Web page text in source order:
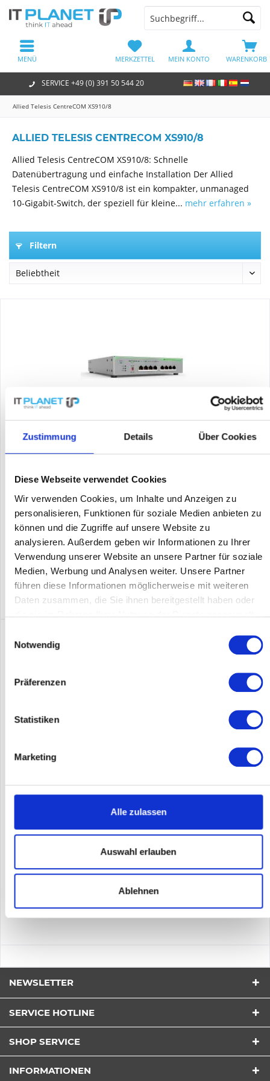
Zustimmung Details Über Cookies
Diese Webseite verwendet Cookies
Wir verwenden Cookies, um Inhalte und Anzeigen zu
personalisieren, Funktionen für soziale Medien anbieten zu
können und die Zugriffe auf unsere Website zu
analysieren. Außerdem geben wir Informationen zu Ihrer
Verwendung unserer Website an unsere Partner für soziale
Medien, Werbung und Analysen weiter. Unsere Partner
führen diese Informationen möglicherweise mit weiteren
Daten zusammen, die Sie ihnen bereitgestellt haben oder
Notwendig
Präferenzen
Statistiken
Marketing
Alle zulassen
Auswahl erlauben
Ablehnen
SERVICE +49 (0) 391 50 544 20
WARENKORB
MERKZETTEL MEIN KONTO
MENÜ
Allied Telesis CentreCOM XS910/8
ALLIED TELESIS CENTRECOM XS910/8
Allied Telesis CentreCOM XS910/8: Schnelle
Datenübertragung und einfache Installation Der Allied
Telesis CentreCOM XS910/8 ist ein kompakter, unmanaged
10-Gigabit-Switch, der speziell für kleine... mehr erfahren »
Filtern
ALLIED TELESIS AT-XS910/8-30
Allied Telesis CentreCOM XS910/8 - Switch - unmanaged - 8 x
Inhalt1
990,63 €
Merken
DETAILS
Switching RJ-45 Ethernet Ports-Typ: 10G Ethernet
Ports: 8. Rack-Einbau
Inhalt1
Merken
DETAILS
NEWSLETTER
SERVICE HOTLINE
SHOP SERVICE
INFORMATIONEN